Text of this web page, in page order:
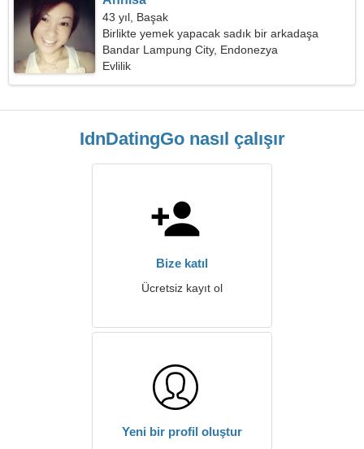
43 yıl, Başak
Birlikte yemek yapacak sadık bir arkadaşa
ihtiyacım var
Bandar Lampung City, Endonezya
Evlilik
IdnDatingGo nasıl çalışır
Bize katıl
Ücretsiz kayıt ol
Yeni bir profil oluştur